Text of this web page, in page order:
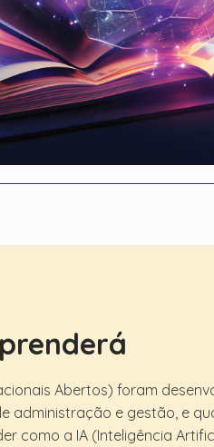
Abertos) foram
administração e gestão, e
como a IA (Inteligência